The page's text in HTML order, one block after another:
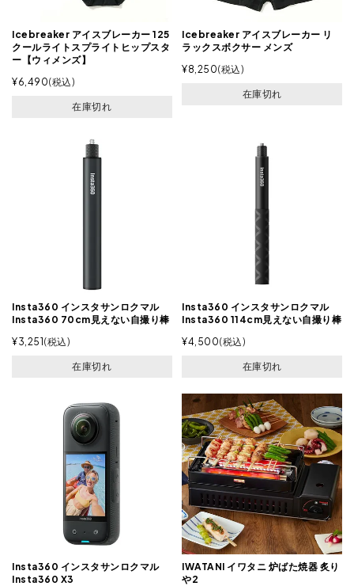
Icebreaker アイスブレーカー 125
クールライトスプライトヒップスタ
ー【ウィメンズ】
¥6,490 税込
在庫切れ
Icebreaker アイスブレーカー リ
ラックスボクサー メンズ
¥8,250 税込
在庫切れ
Insta360 インスタサンロクマル
Insta360 70cm見えない自撮り棒
¥3,251 税込
在庫切れ
Insta360 インスタサンロクマル
Insta360 114cm見えない自撮り棒
¥4,500 税込
在庫切れ
Insta360 インスタサンロクマル
Insta360 X3
IWATANI イワタニ 炉ばた焼器 炙り
や2